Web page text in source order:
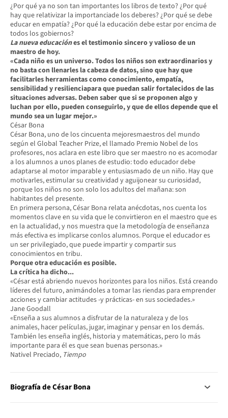
¿Por qué ya no son tan importantes los libros de texto? ¿Por qué
hay que relativizar la importanciade los deberes? ¿Por qué se debe
educar en empatía? ¿Por qué la educación debe estar por encima de
todos los gobiernos?
La nueva educaciónes el testimonio sincero y valioso de un
maestro de hoy.
«Cada niño es un universo. Todos los niños son extraordinarios y
no basta con llenarles la cabeza de datos, sino que hay que
facilitarles herramientas como conocimiento, empatía,
sensibilidad y resilienciapara que puedan salir fortalecidos de las
situaciones adversas. Deben saber que si se proponen algo y
luchan por ello, pueden conseguirlo, y que de ellos depende que el
mundo sea un lugar mejor.»
César Bona
César Bona, uno de los cincuenta mejoresmaestros del mundo
según el Global Teacher Prize, el llamado Premio Nobel de los
profesores, nos aclara en este libro que ser maestro no es acomodar
a los alumnos a unos planes de estudio: todo educador debe
adaptarse al motor imparable y entusiasmado de un niño. Hay que
motivarles, estimular su creatividad y aguijonear su curiosidad,
porque los niños no son solo los adultos del mañana: son
habitantes del presente.
En primera persona, César Bona relata anécdotas, nos cuenta los
momentos clave en su vida que le convirtieron en el maestro que es
en la actualidad, y nos muestra que la metodología de enseñanza
más efectiva es implicarse conlos alumnos. Porque el educador es
un ser privilegiado, que puede impartir y compartir sus
conocimientos en tribu.
Porque otra educación es posible.
La crítica ha dicho...
«César está abriendo nuevos horizontes para los niños. Está creando
líderes del futuro, animándoles a tomar las riendas para emprender
acciones y cambiar actitudes -y prácticas- en sus sociedades.»
Jane Goodall
«Enseña a sus alumnos a disfrutar de la naturaleza y de los
animales, hacer películas, jugar, imaginar y pensar en los demás.
También les enseña inglés, historia y matemáticas, pero lo más
importante para él es que sean buenas personas.»
Nativel Preciado, Tiempo
Biografía de César Bona